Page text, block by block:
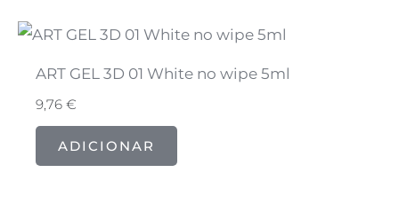
ART GEL 3D 01 White no wipe 5ml
9,76€
ADICIONAR